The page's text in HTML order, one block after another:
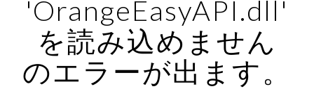
'OrangeEasyAPI.dll'
を読み込めません
のエラーが出ます。